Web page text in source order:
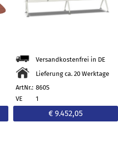
Versandkostenfrei in DE
Lieferung ca. 20 Werktage
ArtNr.: 860S
VE
1
€ 9.452,05